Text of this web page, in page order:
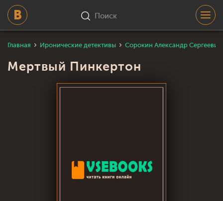
Поиск
Главная Иронические детективы Сорокин Александр
Мертвый Пинкертон